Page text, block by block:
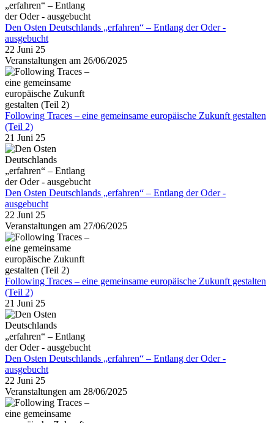
Den Osten Deutschlands „erfahren“ – Entlang der Oder -
ausgebucht
22 Juni 25
Veranstaltungen am 26/06/2025
Following Traces – eine gemeinsame europäische Zukunft gestalten
(Teil 2)
21 Juni 25
Den Osten Deutschlands „erfahren“ – Entlang der Oder -
ausgebucht
22 Juni 25
Veranstaltungen am 27/06/2025
Following Traces – eine gemeinsame europäische Zukunft gestalten
(Teil 2)
21 Juni 25
Den Osten Deutschlands „erfahren“ – Entlang der Oder -
ausgebucht
22 Juni 25
Veranstaltungen am 28/06/2025